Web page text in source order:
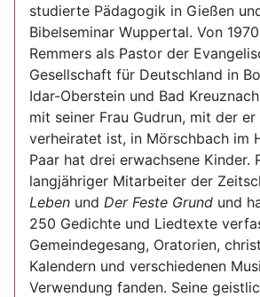
studierte Pädagogik in Gießen
Bibelseminar Wuppertal. Von
Remmers als Pastor der
Gesellschaft für Deutschland in
Idar-Oberstein und Bad
mit seiner Frau Gudrun, mit der er
verheiratet ist, in Mörschbach im
Paar hat drei erwachsene Kinder.
langjähriger Mitarbeiter der
Leben und Der Feste Grund und
250 Gedichte und Liedtexte
Gemeindegesang, Oratorien,
Kalendern und verschiedenen
Verwendung fanden. Seine